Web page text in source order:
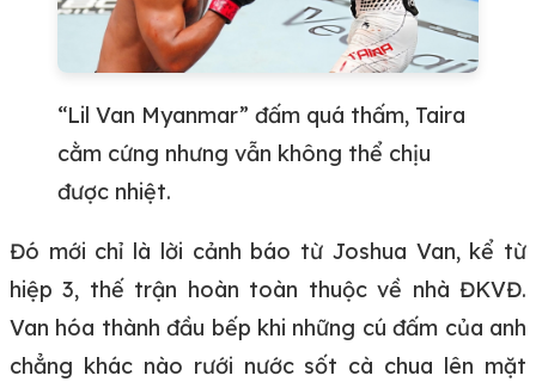
“Lil Van Myanmar” đấm quá thấm, Taira
cằm cứng nhưng vẫn không thể chịu
được nhiệt.
Đó mới chỉ là lời cảnh báo từ Joshua Van, kể từ
hiệp 3, thế trận hoàn toàn thuộc về nhà ĐKVĐ.
Van hóa thành đầu bếp khi những cú đấm của anh
chẳng khác nào rưới nước sốt cà chua lên mặt